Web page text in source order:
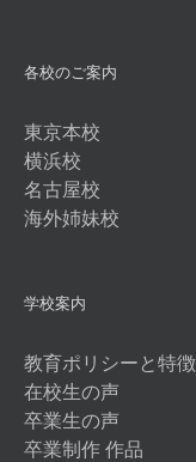
各校のご案内
東京本校
横浜校
名古屋校
海外姉妹校
学校案内
教育ポリシーと特徴
在校生の声
卒業生の声
卒業制作 作品